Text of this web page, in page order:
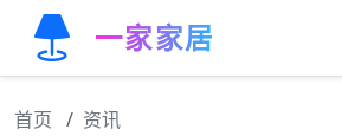
一家家居
首页 资讯